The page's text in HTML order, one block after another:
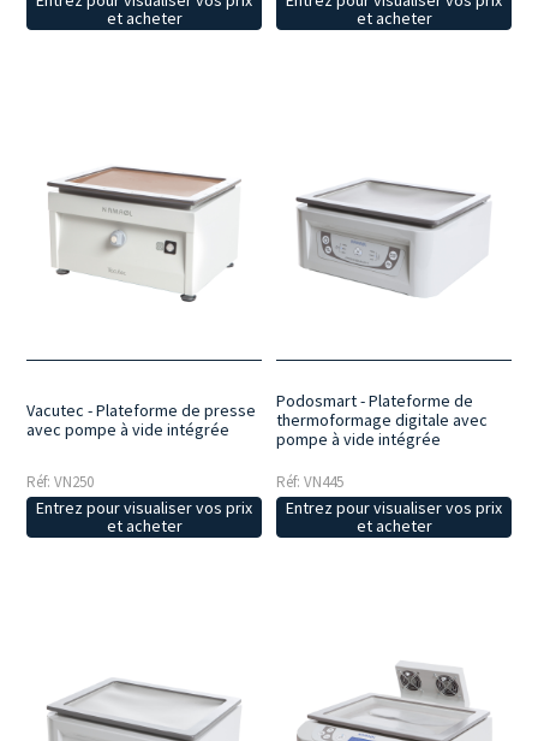
et acheter
et acheter
Vacutec - Plateforme de presse
avec pompe à vide intégrée
Réf: VN250
Entrez pour visualiser vos prix
et acheter
Podosmart - Plateforme de
thermoformage digitale avec
pompe à vide intégrée
Réf: VN445
Entrez pour visualiser vos prix
et acheter